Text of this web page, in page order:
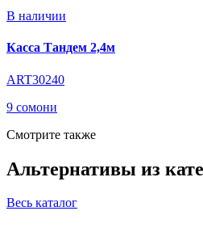
В наличии
Касса Тандем 2,4м
ART30240
9 сомони
Смотрите также
Альтернативы из
Весь каталог